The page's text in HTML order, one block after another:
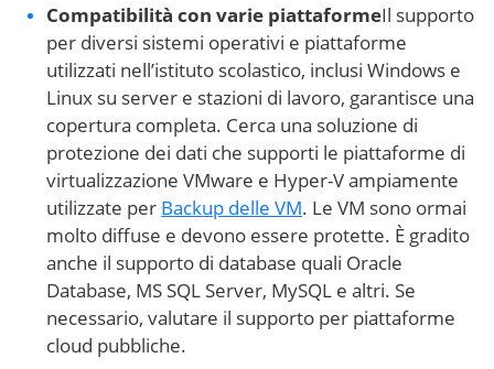
Compatibilità con varie piattaformeIl supporto
per diversi sistemi operativi e piattaforme
utilizzati nell’istituto scolastico, inclusi Windows e
Linux su server e stazioni di lavoro, garantisce una
copertura completa. Cerca una soluzione di
protezione dei dati che supporti le piattaforme di
virtualizzazione VMware e Hyper-V ampiamente
utilizzate per Backup delle VM. Le VM sono ormai
molto diffuse e devono essere protette. È gradito
anche il supporto di database quali Oracle
Database, MS SQL Server, MySQL e altri. Se
necessario, valutare il supporto per piattaforme
cloud pubbliche.